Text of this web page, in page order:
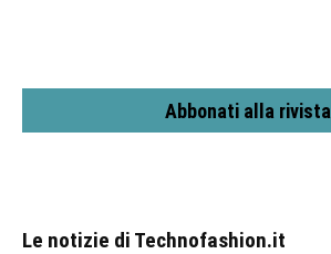
Abbonati alla rivista
Le notizie di Technofashion.it